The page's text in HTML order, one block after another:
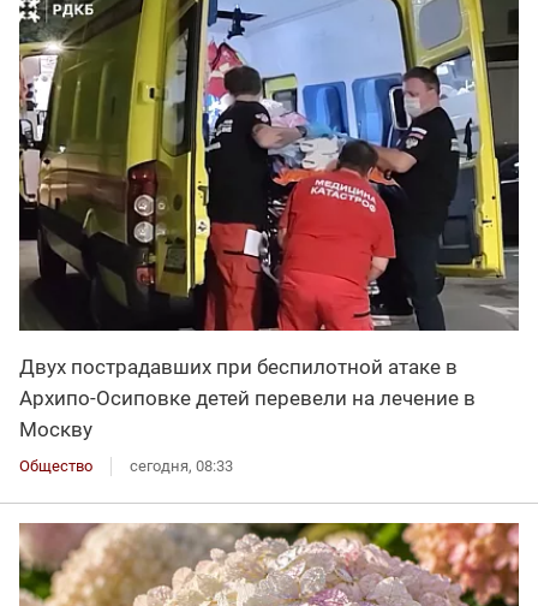
Двух пострадавших при беспилотной атаке в
Архипо-Осиповке детей перевели на лечение в
Москву
Общество сегодня, 08:33